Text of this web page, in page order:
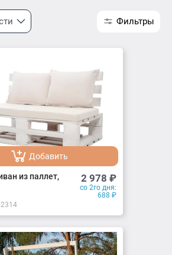
Фильтры
Добавить
Добавлено
из паллет,
2 978 ₽
со 2го дня:
688 ₽